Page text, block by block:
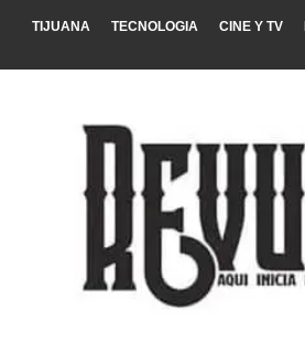
TIJUANA TECNOLOGIA CINE Y TV